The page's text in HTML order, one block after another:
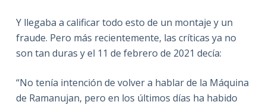
Y llegaba a calificar todo esto de un montaje y un
fraude. Pero más recientemente, las críticas ya no
son tan duras y el 11 de febrero de 2021 decía:
“No tenía intención de volver a hablar de la Máquina
de Ramanujan, pero en los últimos días ha habido